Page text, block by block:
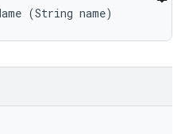
(String name)